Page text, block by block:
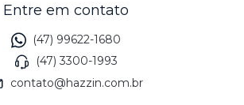
Entre em contato
(47) 99622-1680
(47) 3300-1993
contato@hazzin.com.br